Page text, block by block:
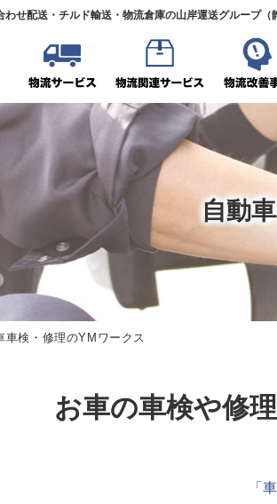
せ配送・チルド輸送・物流倉庫の山岸運送グループ（
自動
検・修理のYMワークス
お車の車検や修
「